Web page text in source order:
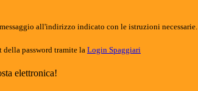
all'indirizzo indicato con le istruzioni necessarie.
della password tramite la Login Spaggiari
elettronica!